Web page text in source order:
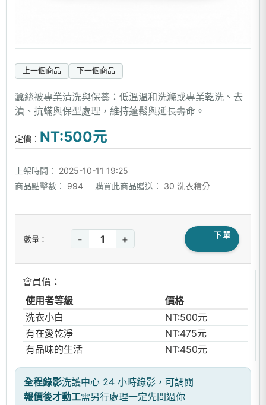
上一個商品 下一個商品
蠶絲被專業清洗與保養：低溫溫和洗滌或專業乾洗、去
漬、抗蟎與保型處理，維持蓬鬆與延長壽命。
定價： NT:500元
上架時間：
2025-10-11 19:25
商品點擊數：
994 購買此商品贈送： 30 洗衣積分
數量： - + 下單
會員價：
使用者等級
價格
洗衣小白
NT:500元
有在愛乾淨
NT:475元
有品味的生活
NT:450元
全程錄影洗護中心 24 小時錄影，可調閱
報價後才動工需另行處理一定先問過你